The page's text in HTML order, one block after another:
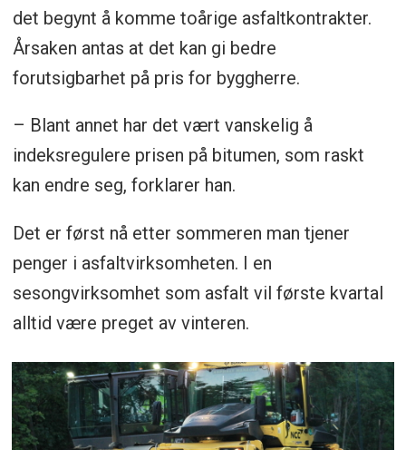
det begynt å komme toårige asfaltkontrakter.
Årsaken antas at det kan gi bedre
forutsigbarhet på pris for byggherre.
– Blant annet har det vært vanskelig å
indeksregulere prisen på bitumen, som raskt
kan endre seg, forklarer han.
Det er først nå etter sommeren man tjener
penger i asfaltvirksomheten. I en
sesongvirksomhet som asfalt vil første kvartal
alltid være preget av vinteren.